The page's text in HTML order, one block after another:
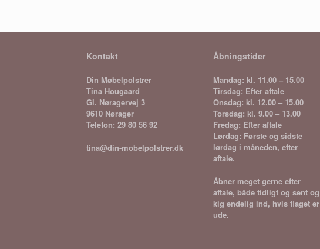
varesiden
Kontakt
Din Møbelpolstrer
Tina Hougaard
Gl. Nøragervej 3
9610 Nørager
Telefon: 29 80 56 92
tina@din-mobelpolstrer.dk
Åbningstider
Mandag: kl. 11.00 – 15.00
Tirsdag: Efter aftale
Onsdag: kl. 12.00 – 15.00
Torsdag: kl. 9.00 – 13.00
Fredag: Efter aftale
Lørdag: Første og sidste
lørdag i måneden, efter
aftale.
Åbner meget gerne efter
aftale, både tidligt og sent og
kig endelig ind, hvis flaget er
ude.